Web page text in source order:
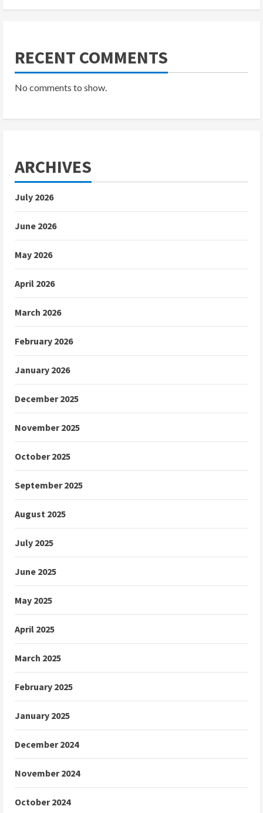
RECENT COMMENTS
No comments to show.
ARCHIVES
July 2026
June 2026
May 2026
April 2026
March 2026
February 2026
January 2026
December 2025
November 2025
October 2025
September 2025
August 2025
July 2025
June 2025
May 2025
April 2025
March 2025
February 2025
January 2025
December 2024
November 2024
October 2024